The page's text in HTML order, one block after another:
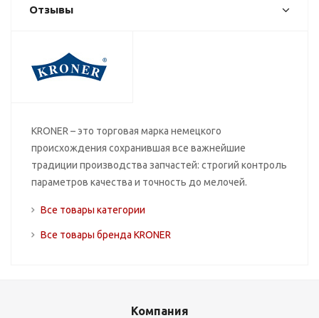
Отзывы
KRONER – это торговая марка немецкого
происхождения сохранившая все важнейшие
традиции производства запчастей: строгий контроль
параметров качества и точность до мелочей.
Все товары категории
Все товары бренда KRONER
Компания